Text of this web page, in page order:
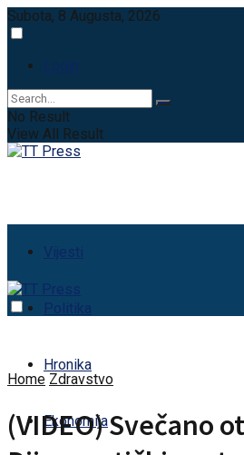
Subota, 8 Augusta, 2026
Login
No Result
View All Result
Vijesti
Politika
Hronika
Ekonomija
Home Zdravstvo
(VIDEO) Svečano